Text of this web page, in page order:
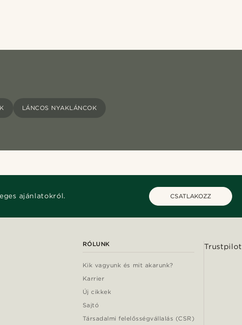
LÁNCOS NYAKLÁNCOK
ajánlatokról. CSATLAKOZZ
RÓLUNK
Kik vagyunk és mit akarunk?
Karrier
Új cikkek
Sajtó
Társadalmi felelősségvállalás (CSR)
Trustpilot